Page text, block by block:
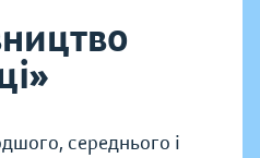
середнього і